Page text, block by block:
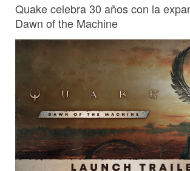
Quake celebra 30 años con la
Dawn of the Machine